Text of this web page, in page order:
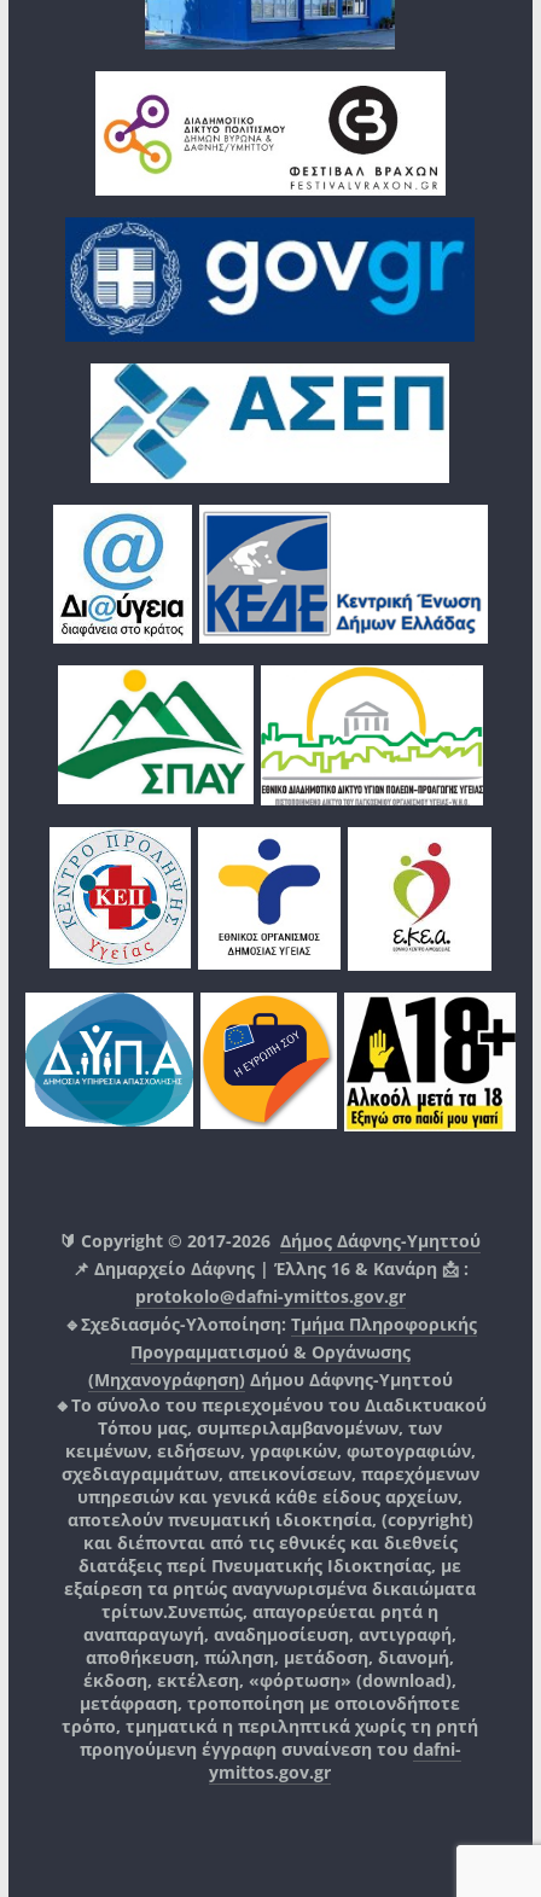
🔰 Copyright © 2017-2026Δήμος Δάφνης-Υμηττού
📌 Δημαρχείο Δάφνης | Έλλης 16 & Κανάρη 📩 :
protokolo@dafni-ymittos.gov.gr
🔹Σχεδιασμός-Υλοποίηση: Τμήμα Πληροφορικής
Προγραμματισμού & Οργάνωσης
(Μηχανογράφηση) Δήμου Δάφνης-Υμηττού
🔸Το σύνολο του περιεχομένου του Διαδικτυακού
Τόπου μας, συμπεριλαμβανομένων, των
κειμένων, ειδήσεων, γραφικών, φωτογραφιών,
σχεδιαγραμμάτων, απεικονίσεων, παρεχόμενων
υπηρεσιών και γενικά κάθε είδους αρχείων,
αποτελούν πνευματική ιδιοκτησία, (copyright)
και διέπονται από τις εθνικές και διεθνείς
διατάξεις περί Πνευματικής Ιδιοκτησίας, με
εξαίρεση τα ρητώς αναγνωρισμένα δικαιώματα
τρίτων.Συνεπώς, απαγορεύεται ρητά η
αναπαραγωγή, αναδημοσίευση, αντιγραφή,
αποθήκευση, πώληση, μετάδοση, διανομή,
έκδοση, εκτέλεση, «φόρτωση» (download),
μετάφραση, τροποποίηση με οποιονδήποτε
τρόπο, τμηματικά η περιληπτικά χωρίς τη ρητή
προηγούμενη έγγραφη συναίνεση του dafni-
ymittos.gov.gr